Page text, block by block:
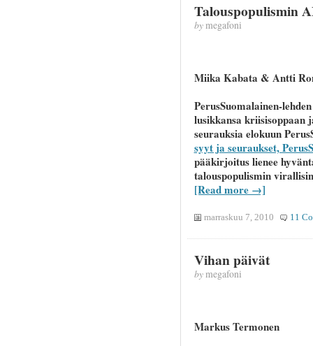
Talouspopulismin
bymegafoni
Miika Kabata & Antti
PerusSuomalainen-
lusikkansa
seurauksia elokuun
syyt ja seuraukset,
pääkirjoitus lienee
talouspopulismin
[Read more →]
marraskuu 7, 2010 11
Vihan päivät
bymegafoni
Markus Termonen